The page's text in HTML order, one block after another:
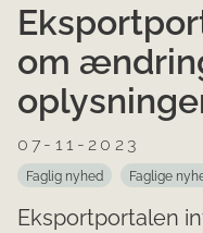
om
07-11-2023
Faglig nyhed Faglige
Eksportportalen